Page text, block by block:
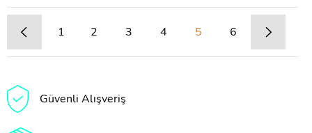
1 2 3 4 5 6
Güvenli Alışveriş